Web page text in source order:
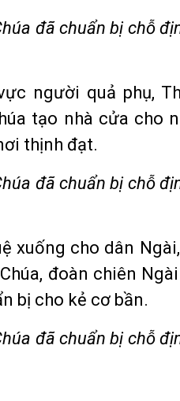
đã chuẩn bị chỗ
người quả phụ,
tạo nhà cửa cho
thịnh đạt.
đã chuẩn bị chỗ
xuống cho dân
đoàn chiên
bị cho kẻ cơ bần.
đã chuẩn bị chỗ